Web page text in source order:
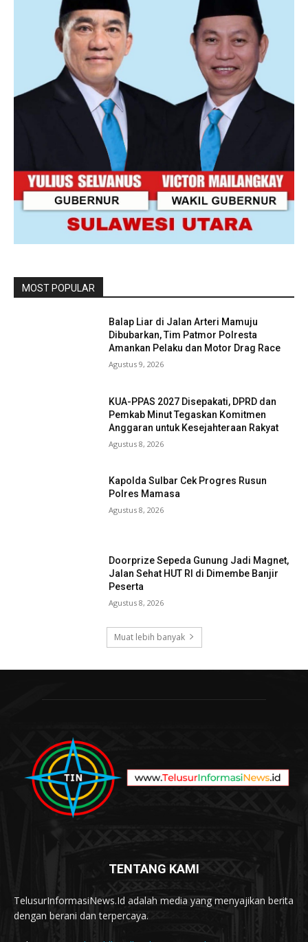
MOST POPULAR
Balap Liar di Jalan Arteri Mamuju
Dibubarkan, Tim Patmor Polresta
Amankan Pelaku dan Motor Drag Race
Agustus 9, 2026
KUA-PPAS 2027 Disepakati, DPRD dan
Pemkab Minut Tegaskan Komitmen
Anggaran untuk Kesejahteraan Rakyat
Agustus 8, 2026
Kapolda Sulbar Cek Progres Rusun
Polres Mamasa
Agustus 8, 2026
Doorprize Sepeda Gunung Jadi Magnet,
Jalan Sehat HUT RI di Dimembe Banjir
Peserta
Agustus 8, 2026
Muat lebih banyak
TENTANG KAMI
TelusurInformasiNews.Id adalah media yang menyajikan berita
dengan berani dan terpercaya.